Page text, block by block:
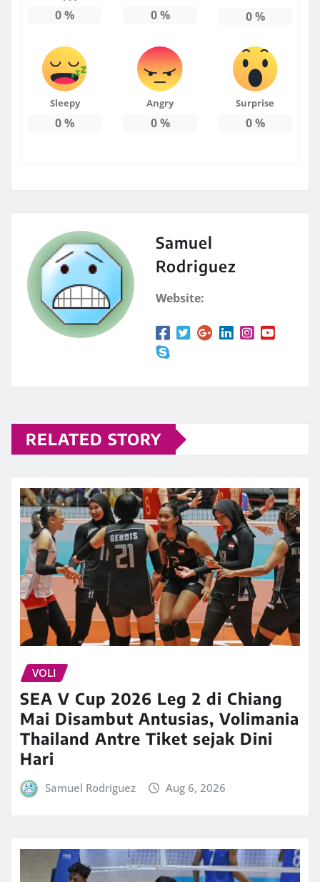
0% 0% 0%
Sleepy
0%
Angry
0%
Surprise
0%
Samuel
Rodriguez
Website:
RELATED STORY
VOLI
SEA V Cup 2026 Leg 2 di Chiang
Mai Disambut Antusias, Volimania
Thailand Antre Tiket sejak Dini
Hari
Samuel Rodriguez Aug 6, 2026